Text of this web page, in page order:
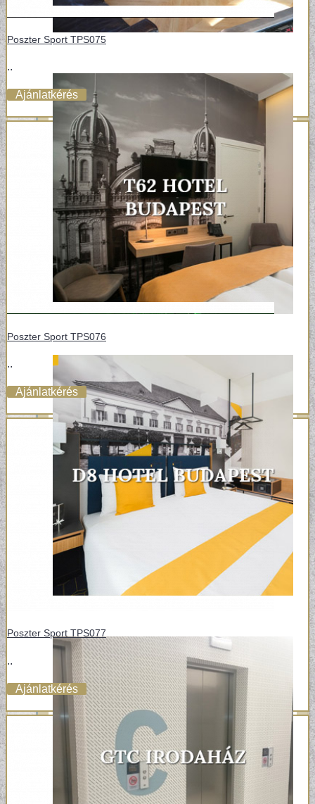
Poszter Sport TPS075
..
Ajánlatkérés
Poszter Sport TPS076
..
Ajánlatkérés
Poszter Sport TPS077
..
Ajánlatkérés